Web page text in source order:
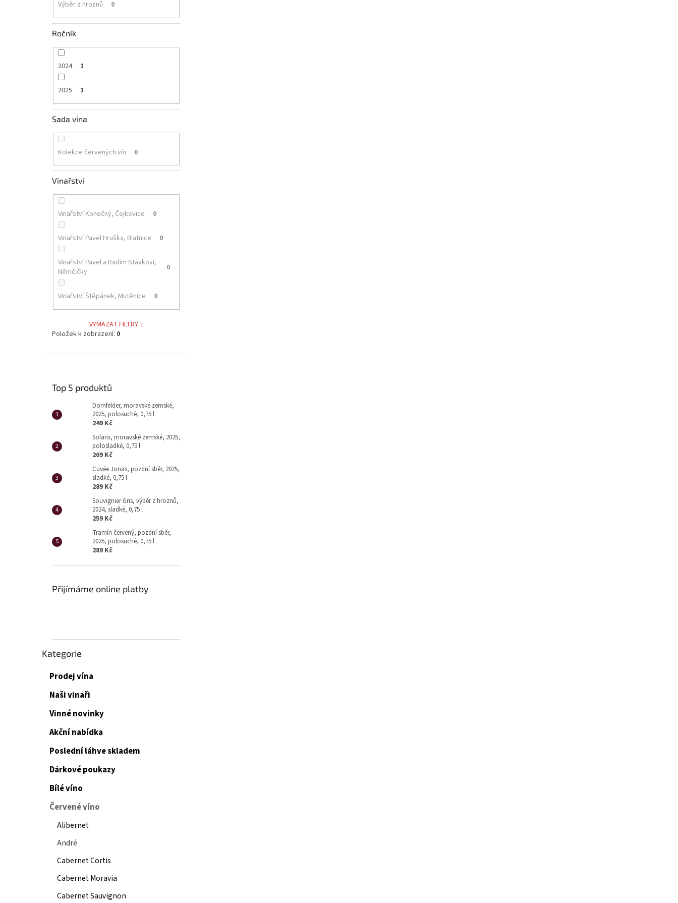
Výběr z hroznů 0
Ročník
2024 1
2025 1
Sada vína
Kolekce červených vín 0
Vinařství
Vinařství Konečný, Čejkovice 0
Vinařství Pavel Hruška, Blatnice 0
Vinařství Pavel a Radim Stávkovi,
Němčičky
0
Vinařství Štěpánek, Mutěnice 0
VYMAZAT FILTRY
Položek k zobrazení: 0
Top 5 produktů
Dornfelder, moravské zemské,
2025, polosuché, 0,75 l
249 Kč
Solaris, moravské zemské, 2025,
polosladké, 0,75 l
209 Kč
Cuvée Jonas, pozdní sběr, 2025,
sladké, 0,75 l
289 Kč
Souvignier Gris, výběr z hroznů,
2024, sladké, 0,75 l
259 Kč
Tramín červený, pozdní sběr,
2025, polosuché, 0,75 l
289 Kč
Přijímáme online platby
Přeskočit
kategorie
Kategorie
Prodej vína
Naši vinaři
Vinné novinky
Akční nabídka
Poslední láhve skladem
Dárkové poukazy
Bílé víno
Červené víno
Alibernet
André
Cabernet Cortis
Cabernet Moravia
Cabernet Sauvignon